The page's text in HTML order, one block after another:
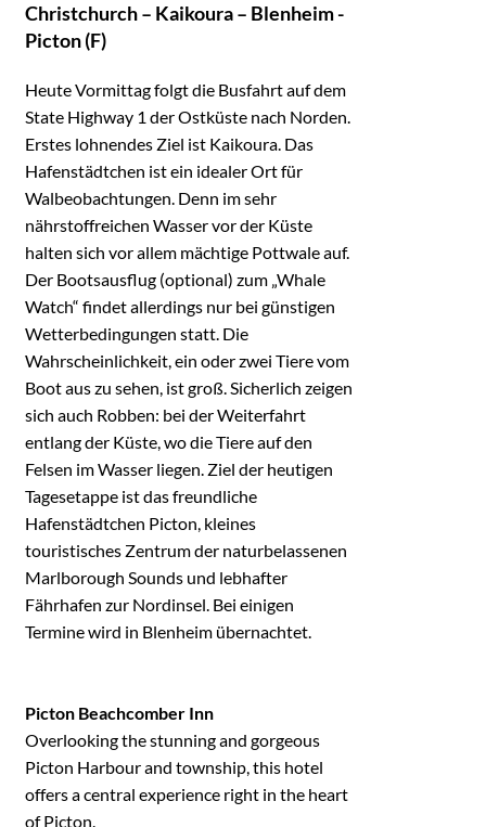
Christchurch – Kaikoura – Blenheim -
Picton (F)
Heute Vormittag folgt die Busfahrt auf dem
State Highway 1 der Ostküste nach Norden.
Erstes lohnendes Ziel ist Kaikoura. Das
Hafenstädtchen ist ein idealer Ort für
Walbeobachtungen. Denn im sehr
nährstoffreichen Wasser vor der Küste
halten sich vor allem mächtige Pottwale auf.
Der Bootsausflug (optional) zum „Whale
Watch“ findet allerdings nur bei günstigen
Wetterbedingungen statt. Die
Wahrscheinlichkeit, ein oder zwei Tiere vom
Boot aus zu sehen, ist groß. Sicherlich zeigen
sich auch Robben: bei der Weiterfahrt
entlang der Küste, wo die Tiere auf den
Felsen im Wasser liegen. Ziel der heutigen
Tagesetappe ist das freundliche
Hafenstädtchen Picton, kleines
touristisches Zentrum der naturbelassenen
Marlborough Sounds und lebhafter
Fährhafen zur Nordinsel. Bei einigen
Termine wird in Blenheim übernachtet.
Picton Beachcomber Inn
Overlooking the stunning and gorgeous
Picton Harbour and township, this hotel
offers a central experience right in the heart
of Picton.